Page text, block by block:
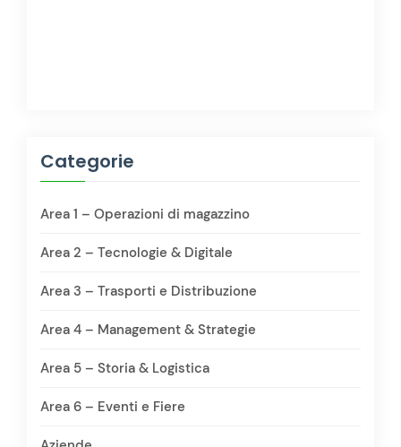
Categorie
Area 1 – Operazioni di magazzino
Area 2 – Tecnologie & Digitale
Area 3 – Trasporti e Distribuzione
Area 4 – Management & Strategie
Area 5 – Storia & Logistica
Area 6 – Eventi e Fiere